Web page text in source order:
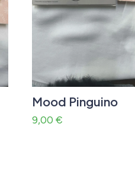
Mood Pinguino
9,00 €